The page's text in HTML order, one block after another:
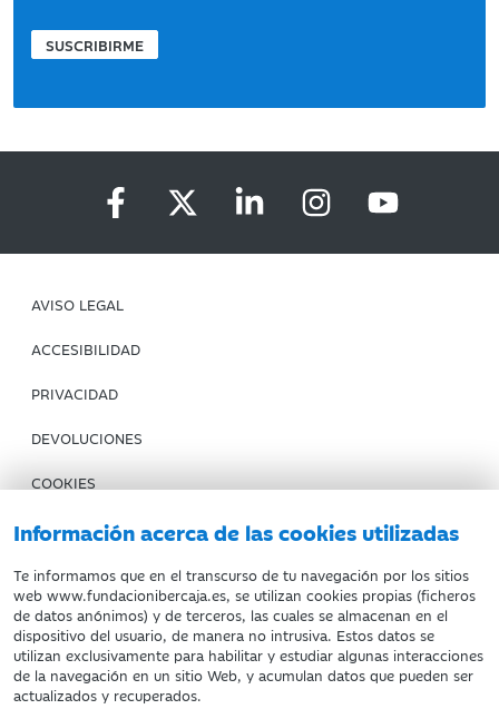
Información acerca de las cookies utilizadas
Te informamos que en el transcurso de tu navegación por los sitios
web www.fundacionibercaja.es, se utilizan cookies propias (ficheros
de datos anónimos) y de terceros, las cuales se almacenan en el
dispositivo del usuario, de manera no intrusiva. Estos datos se
utilizan exclusivamente para habilitar y estudiar algunas interacciones
de la navegación en un sitio Web, y acumulan datos que pueden ser
actualizados y recuperados.
SUSCRIBIRME
AVISO LEGAL
ACCESIBILIDAD
PRIVACIDAD
DEVOLUCIONES
COOKIES
CONDICIONES DE COMPRA
IBERCAJA BANCO
Fundación Bancaria Ibercaja. C.I.F. G-50000652.
Inscrita en el Registro de Fundaciones del Mº de Educación,
Cultura y Deporte con el nº 1689.